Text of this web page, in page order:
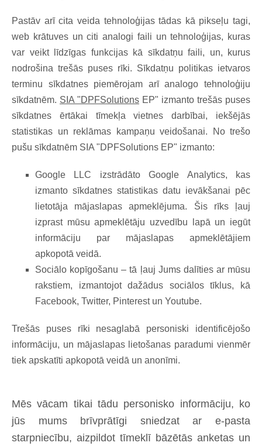
Pastāv arī cita veida tehnoloģijas tādas kā pikseļu tagi,
web krātuves un citi analogi faili un tehnoloģijas, kuras
var veikt līdzīgas funkcijas kā sīkdatņu faili, un, kurus
nodrošina trešās puses rīki. Sīkdatņu politikas ietvaros
terminu sīkdatnes piemērojam arī analogo tehnoloģiju
sīkdatnēm. SIA "DPFSolutions EP" izmanto trešās puses
sīkdatnes ērtākai tīmekļa vietnes darbībai, iekšējās
statistikas un reklāmas kampaņu veidošanai. No trešo
pušu sīkdatnēm SIA "DPFSolutions EP" izmanto:
Google LLC izstrādāto Google Analytics, kas
izmanto sīkdatnes statistikas datu ievākšanai pēc
lietotāja mājaslapas apmeklējuma. Šis rīks ļauj
izprast mūsu apmeklētāju uzvedību lapā un iegūt
informāciju par mājaslapas apmeklētājiem
apkopotā veidā.
Sociālo kopīgošanu – tā ļauj Jums dalīties ar mūsu
rakstiem, izmantojot dažādus sociālos tīklus, kā
Facebook, Twitter, Pinterest un Youtube.
Trešās puses rīki nesaglabā personiski identificējošo
informāciju, un mājaslapas lietošanas paradumi vienmēr
tiek apskatīti apkopotā veidā un anonīmi.
Mēs vācam tikai tādu personisko informāciju, ko
jūs mums brīvprātīgi sniedzat ar e-pasta
starpniecību, aizpildot tīmeklī bāzētās anketas un